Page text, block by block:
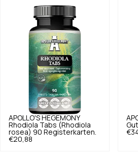
APOLLO'S HEGEMONY
Rhodiola Tabs (Rhodiola
rosea) 90 Registerkarten.
€20,88